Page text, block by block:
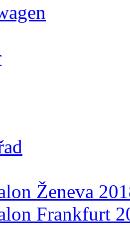
Ženeva
Frankfurt